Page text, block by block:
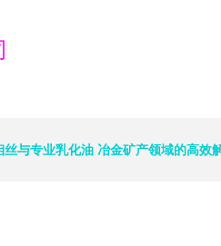
丝与专业乳化油 冶金矿产领域的高效